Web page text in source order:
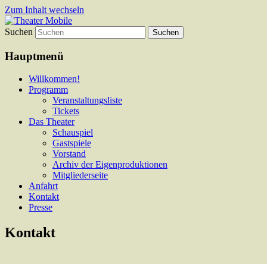
Zum Inhalt wechseln
Theater Mobile
Das schoenste Theater an der Bergstrasse
Suchen
Hauptmenü
Willkommen!
Programm
Veranstaltungsliste
Tickets
Das Theater
Schauspiel
Gastspiele
Vorstand
Archiv der Eigenproduktionen
Mitgliederseite
Anfahrt
Kontakt
Presse
Kontakt